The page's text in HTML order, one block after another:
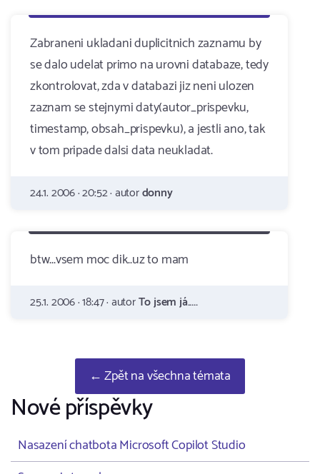
Zabraneni ukladani duplicitnich zaznamu by
se dalo udelat primo na urovni databaze, tedy
zkontrolovat, zda v databazi jiz neni ulozen
zaznam se stejnymi daty(autor_prispevku,
timestamp, obsah_prispevku), a jestli ano, tak
v tom pripade dalsi data neukladat.
24.1. 2006 · 20:52 · autordonny
btw...vsem moc dik..uz to mam
25.1. 2006 · 18:47 · autorTo jsem já.....
← Zpět na všechna témata
Nové příspěvky
Nasazení chatbota Microsoft Copilot Studio